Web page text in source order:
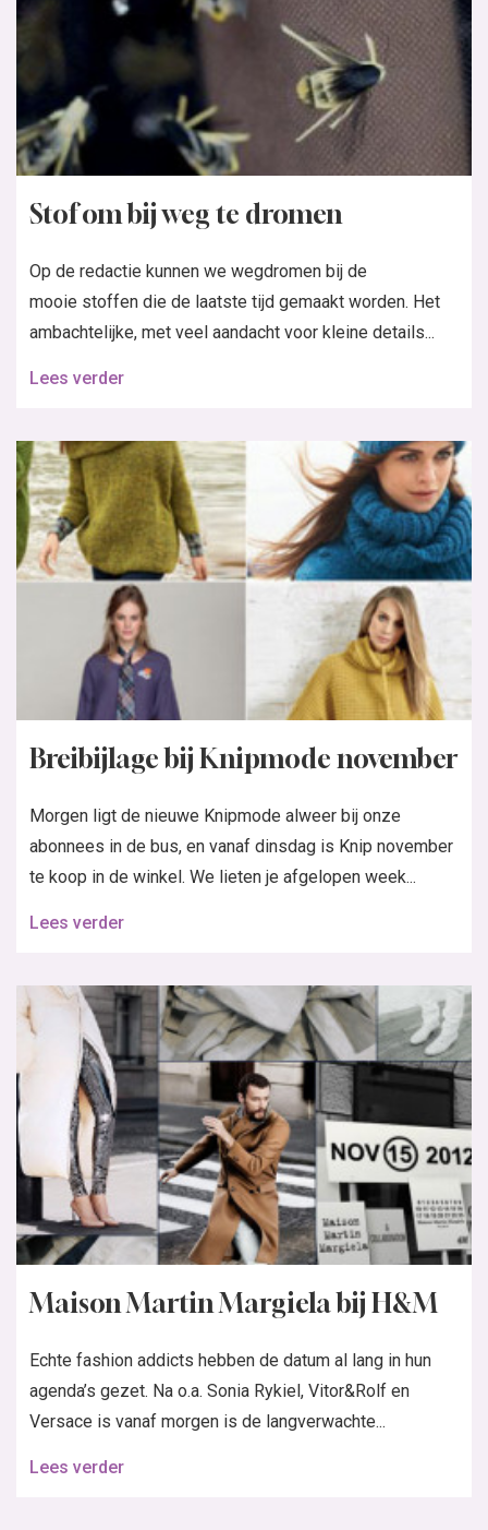
Stof om bij weg te dromen
Op de redactie kunnen we wegdromen bij de
mooie stoffen die de laatste tijd gemaakt worden. Het
ambachtelijke, met veel aandacht voor kleine details...
Lees verder
Breibijlage bij Knipmode november
Morgen ligt de nieuwe Knipmode alweer bij onze
abonnees in de bus, en vanaf dinsdag is Knip november
te koop in de winkel. We lieten je afgelopen week...
Lees verder
Maison Martin Margiela bij H&M
Echte fashion addicts hebben de datum al lang in hun
agenda’s gezet. Na o.a. Sonia Rykiel, Vitor&Rolf en
Versace is vanaf morgen is de langverwachte...
Lees verder